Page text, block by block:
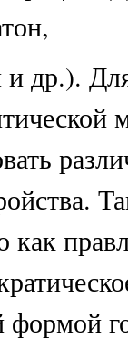
и др.).
как